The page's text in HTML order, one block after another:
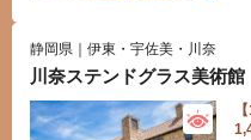
静岡県｜伊東・宇佐美・川奈
川奈ステンドグラス美術館